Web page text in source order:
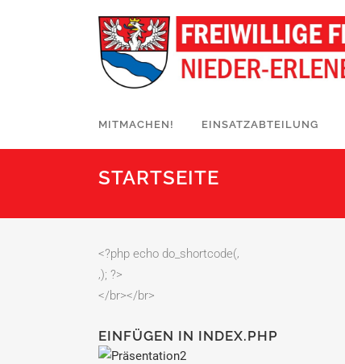
MITMACHEN! EINSATZABTEILUNG
STARTSEITE
<?php echo do_shortcode(‚
‚); ?>
</br></br>
EINFÜGEN IN INDEX.PHP